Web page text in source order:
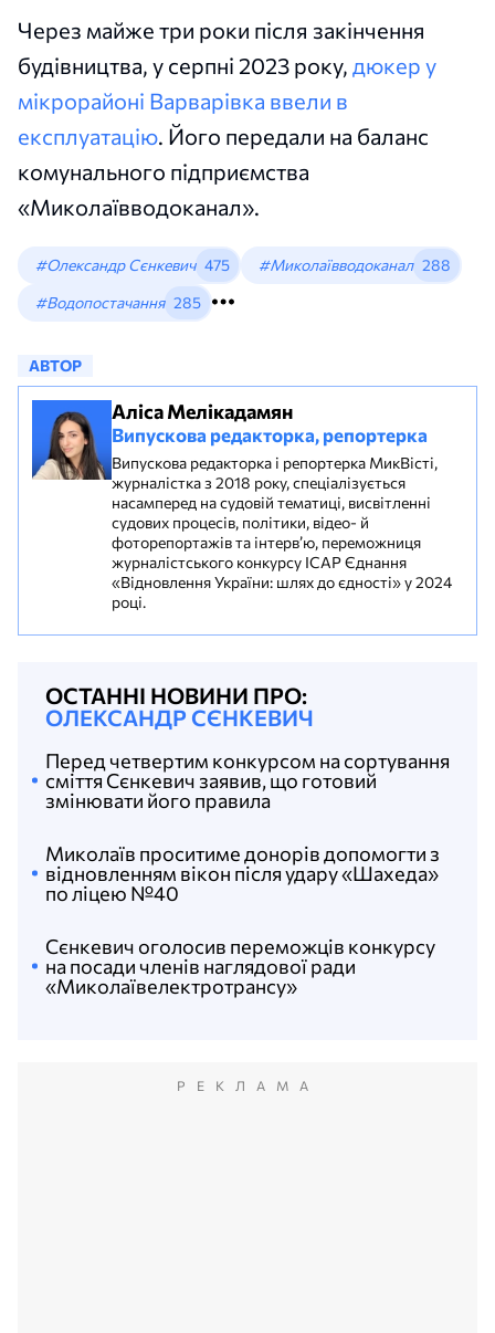
Через майже три роки після закінчення
будівництва, у серпні 2023 року, дюкер у
мікрорайоні Варварівка ввели в
експлуатацію. Його передали на баланс
комунального підприємства
«Миколаївводоканал».
#Олександр Сєнкевич 475 #Миколаївводоканал 288
#Водопостачання 285
АВТОР
Аліса Мелікадамян
Випускова редакторка, репортерка
Випускова редакторка і репортерка МикВісті,
журналістка з 2018 року, спеціалізується
насамперед на судовій тематиці, висвітленні
судових процесів, політики, відео- й
фоторепортажів та інтерв’ю, переможниця
журналістського конкурсу ІСАР Єднання
«Відновлення України: шлях до єдності» у 2024
році.
ОСТАННІ НОВИНИ ПРО:
ОЛЕКСАНДР СЄНКЕВИЧ
Сєнкевич оголосив переможців конкурсу
на посади членів наглядової ради
«Миколаївелектротрансу»
Миколаїв проситиме донорів допомогти з
відновленням вікон після удару «Шахеда»
по ліцею №40
Перед четвертим конкурсом на сортування
сміття Сєнкевич заявив, що готовий
змінювати його правила
РЕКЛАМА